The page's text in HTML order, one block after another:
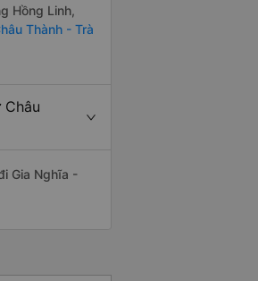
Hồng Linh,
Thành - Trà
Gia Nghĩa -